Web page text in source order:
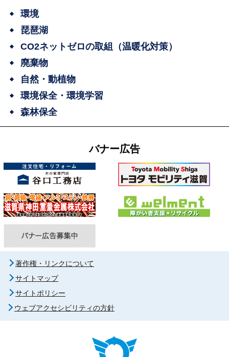
環境
琵琶湖
CO2ネットゼロの取組（温暖化対策）
廃棄物
自然・動植物
環境保全・環境学習
森林保全
バナー広告
著作権・リンクについて
サイトマップ
サイトポリシー
ウェブアクセシビリティの方針